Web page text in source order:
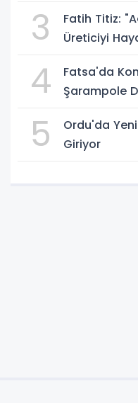
3
Fatih Titiz:
Üreticiyi
4
Fatsa'da
Şarampole
5
Ordu'da
Giriyor